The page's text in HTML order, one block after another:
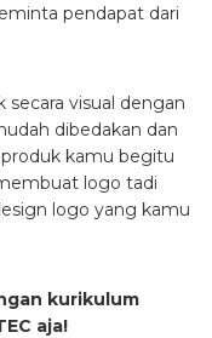
pendapat dari
visual dengan
dibedakan dan
kamu begitu
logo tadi
logo yang kamu
kurikulum
aja!